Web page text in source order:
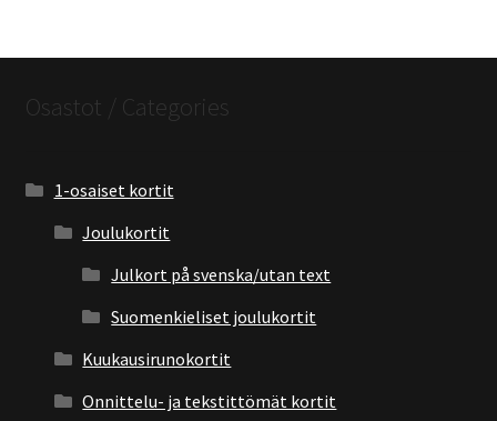
Osastot / Categories
1-osaiset kortit
Joulukortit
Julkort på svenska/utan text
Suomenkieliset joulukortit
Kuukausirunokortit
Onnittelu- ja tekstittömät kortit